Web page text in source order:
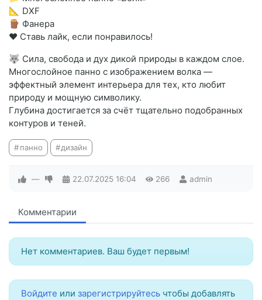
📐 DXF
🪵 Фанера
❤️ Ставь лайк, если понравилось!
🐺 Сила, свобода и дух дикой природы в каждом слое.
Многослойное панно с изображением волка —
эффектный элемент интерьера для тех, кто любит
природу и мощную символику.
Глубина достигается за счёт тщательно подобранных
контуров и теней.
панно дизайн
— 22.07.2025 16:04 266 admin
Комментарии
Нет комментариев. Ваш будет первым!
Войдите или зарегистрируйтесь чтобы добавлять